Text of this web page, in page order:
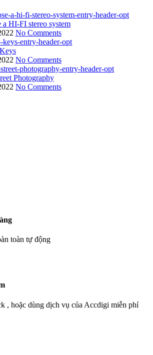
HI-FI stereo system
No Comments
No Comments
Photography
No Comments
toàn tự động
, hoặc dùng dịch vụ của Accdigi miễn phí